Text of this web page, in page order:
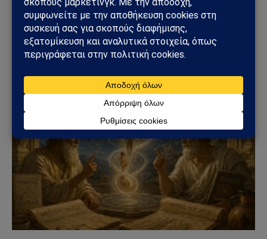
ασφάλεια, τα εθνικά ζητήματα και τις διεθνείς εξελίξεις
που επηρεάζουν την Ελλάδα και τον ευρύτερο ελληνισμό.